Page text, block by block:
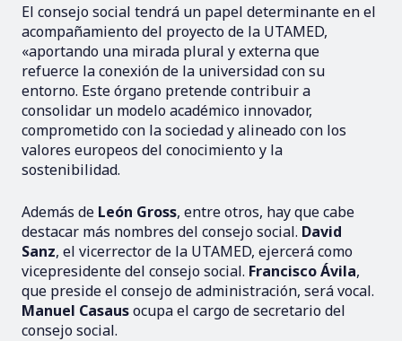
El consejo social tendrá un papel determinante en el
acompañamiento del proyecto de la UTAMED,
«aportando una mirada plural y externa que
refuerce la conexión de la universidad con su
entorno. Este órgano pretende contribuir a
consolidar un modelo académico innovador,
comprometido con la sociedad y alineado con los
valores europeos del conocimiento y la
sostenibilidad.
Además de León Gross, entre otros, hay que cabe
destacar más nombres del consejo social. David
Sanz, el vicerrector de la UTAMED, ejercerá como
vicepresidente del consejo social. Francisco Ávila,
que preside el consejo de administración, será vocal.
Manuel Casausocupa el cargo de secretario del
consejo social.